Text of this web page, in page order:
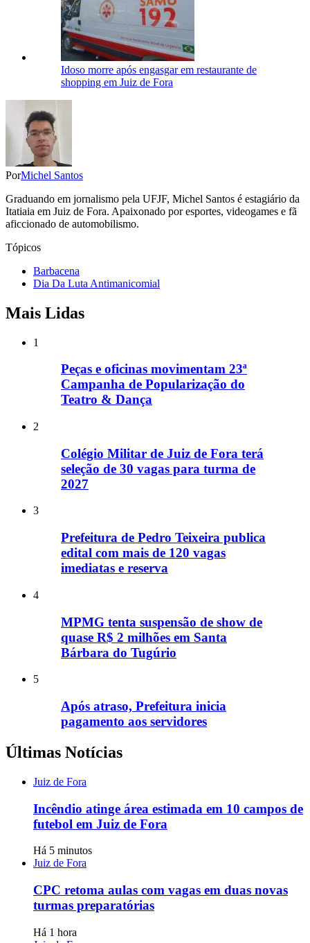
Idoso morre após engasgar em restaurante de
shopping em Juiz de Fora
PorMichel Santos
Graduando em jornalismo pela UFJF, Michel Santos é estagiário da
Itatiaia em Juiz de Fora. Apaixonado por esportes, videogames e fã
aficcionado de automobilismo.
Tópicos
Barbacena
Dia Da Luta Antimanicomial
Mais Lidas
1
Peças e oficinas movimentam 23ª
Campanha de Popularização do
Teatro & Dança
2
Colégio Militar de Juiz de Fora terá
seleção de 30 vagas para turma de
2027
3
Prefeitura de Pedro Teixeira publica
edital com mais de 120 vagas
imediatas e reserva
4
MPMG tenta suspensão de show de
quase R$ 2 milhões em Santa
Bárbara do Tugúrio
5
Após atraso, Prefeitura inicia
pagamento aos servidores
Últimas Notícias
Juiz de Fora
Incêndio atinge área estimada em 10 campos de
futebol em Juiz de Fora
Há 5 minutos
Juiz de Fora
CPC retoma aulas com vagas em duas novas
turmas preparatórias
Há 1 hora